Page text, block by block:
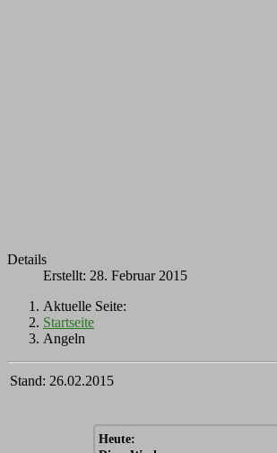
Details
Erstellt: 28. Februar 2015
Aktuelle Seite:
Startseite
Angeln
Stand: 26.02.2015
Heute: